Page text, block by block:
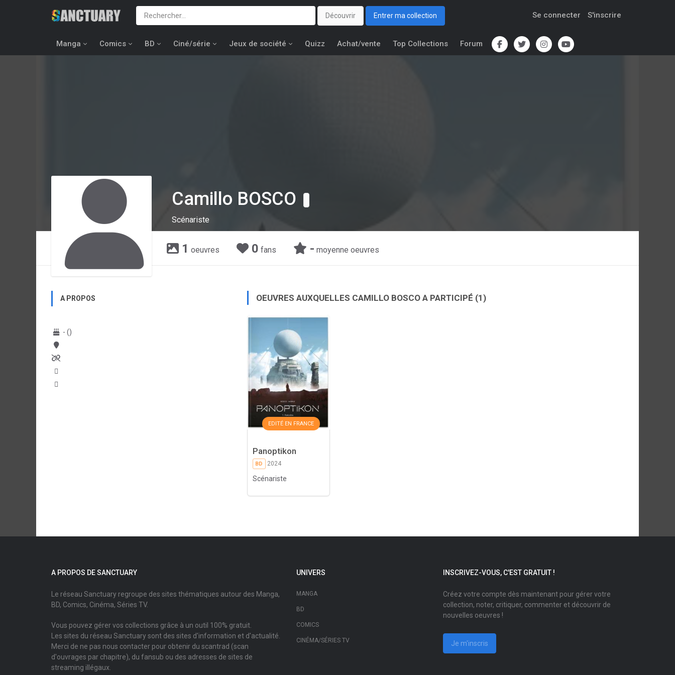
Découvrir Entrer ma collection Se connecter S'inscrire
Manga Comics BD Ciné/série Jeux de société Quizz Achat/vente Top Collections Forum
Camillo BOSCO
Scénariste
1 oeuvres 0 fans - moyenne oeuvres
A PROPOS
- ()
OEUVRES AUXQUELLES CAMILLO BOSCO A PARTICIPÉ (1)
EDITÉ EN FRANCE
Panoptikon
BD 2024
Scénariste
A PROPOS DE SANCTUARY
Le réseau Sanctuary regroupe des sites thématiques autour des Manga,
BD, Comics, Cinéma, Séries TV.
Vous pouvez gérer vos collections grâce à un outil 100% gratuit.
Les sites du réseau Sanctuary sont des sites d'information et d'actualité.
Merci de ne pas nous contacter pour obtenir du scantrad (scan
d'ouvrages par chapitre), du fansub ou des adresses de sites de
streaming illégaux.
UNIVERS
MANGA
BD
COMICS
CINÉMA/SÉRIES TV
INSCRIVEZ-VOUS, C'EST GRATUIT !
Créez votre compte dès maintenant pour gérer votre
collection, noter, critiquer, commenter et découvrir de
nouvelles oeuvres !
Je m'inscris